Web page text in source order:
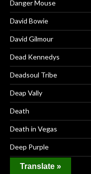
Danger Mouse
David Bowie
David Gilmour
Dead Kennedys
Deadsoul Tribe
Deap Vally
Death
Death in Vegas
Deep Purple
Deerhunter
Translate »